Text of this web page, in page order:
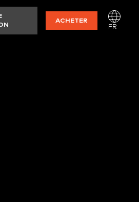
ACHETER
FR